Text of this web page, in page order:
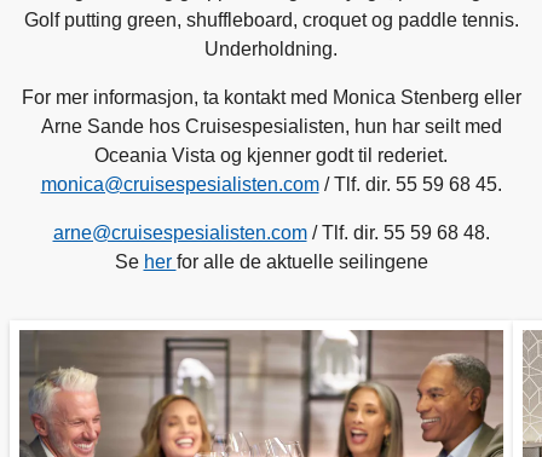
Golf putting green, shuffleboard, croquet og paddle tennis.
Underholdning.
For mer informasjon, ta kontakt med Monica Stenberg eller
Arne Sande hos Cruisespesialisten, hun har seilt med
Oceania Vista og kjenner godt til rederiet.
monica@cruisespesialisten.com/ Tlf. dir. 55 59 68 45.
arne@cruisespesialisten.com/ Tlf. dir. 55 59 68 48.
Se her for alle de aktuelle seilingene